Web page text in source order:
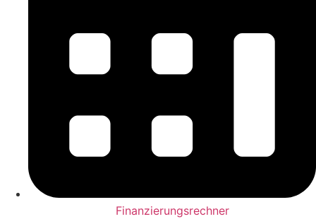
Finanzierungsrechner